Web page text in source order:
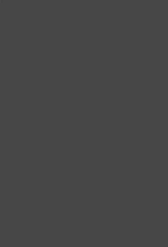
der bei
Personen
Beratung
und